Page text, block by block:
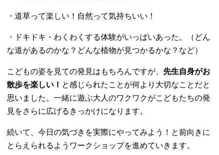
・道草って楽しい！自然って気持ちいい！
・ドキドキ・わくわくする体験がいっぱいあった。（どん
な道があるのかな？どんな植物が見つかるかな？など）
こどもの姿を見ての発見はもちろんですが、先生自身がお
散歩を楽しい！ と感じられたことが何より大切なことだと
思いました。一緒に遊ぶ大人のワクワクがこどもたちの発
見をさらに広げるきっかけになります。
続いて、今日の気づきを実際にやってみよう！と前向きに
とらえられるようワークショップを進めていきます。